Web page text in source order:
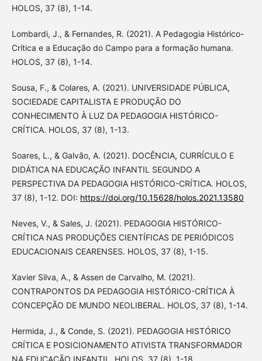
HOLOS, 37 (8), 1-14.
Lombardi, J., & Fernandes, R. (2021). A Pedagogia Histórico-
Crítica e a Educação do Campo para a formação humana.
HOLOS, 37 (8), 1-14.
Sousa, F., & Colares, A. (2021). UNIVERSIDADE PÚBLICA,
SOCIEDADE CAPITALISTA E PRODUÇÃO DO
CONHECIMENTO À LUZ DA PEDAGOGIA HISTÓRICO-
CRÍTICA. HOLOS, 37 (8), 1-13.
Soares, L., & Galvão, A. (2021). DOCÊNCIA, CURRÍCULO E
DIDÁTICA NA EDUCAÇÃO INFANTIL SEGUNDO A
PERSPECTIVA DA PEDAGOGIA HISTÓRICO-CRÍTICA. HOLOS,
37 (8), 1-12. DOI: https://doi.org/10.15628/holos.2021.13580
Neves, V., & Sales, J. (2021). PEDAGOGIA HISTÓRICO-
CRÍTICA NAS PRODUÇÕES CIENTÍFICAS DE PERIÓDICOS
EDUCACIONAIS CEARENSES. HOLOS, 37 (8), 1-15.
Xavier Silva, A., & Assen de Carvalho, M. (2021).
CONTRAPONTOS DA PEDAGOGIA HISTÓRICO-CRÍTICA À
CONCEPÇÃO DE MUNDO NEOLIBERAL. HOLOS, 37 (8), 1-14.
Hermida, J., & Conde, S. (2021). PEDAGOGIA HISTÓRICO
CRÍTICA E POSICIONAMENTO ATIVISTA TRANSFORMADOR
NA EDUCAÇÃO INFANTIL. HOLOS, 37 (8), 1-18.